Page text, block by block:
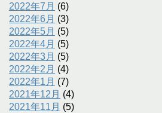
2022年7月 (6)
2022年6月 (3)
2022年5月 (5)
2022年4月 (5)
2022年3月 (5)
2022年2月 (4)
2022年1月 (7)
2021年12月 (4)
2021年11月 (5)